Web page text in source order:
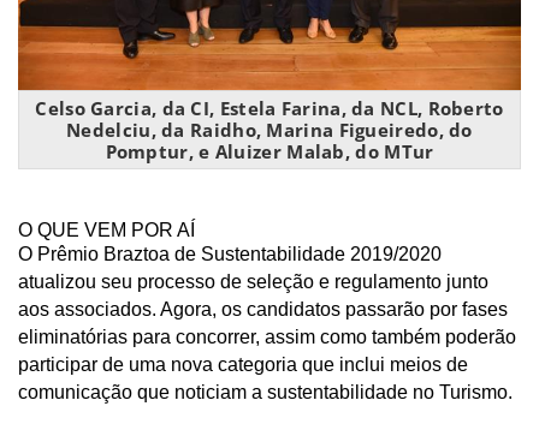
Celso Garcia, da CI, Estela Farina, da NCL, Roberto
Nedelciu, da Raidho, Marina Figueiredo, do
Pomptur, e Aluizer Malab, do MTur
O QUE VEM POR AÍ
O Prêmio Braztoa de Sustentabilidade 2019/2020
atualizou seu processo de seleção e regulamento junto
aos associados. Agora, os candidatos passarão por fases
eliminatórias para concorrer, assim como também poderão
participar de uma nova categoria que inclui meios de
comunicação que noticiam a sustentabilidade no Turismo.